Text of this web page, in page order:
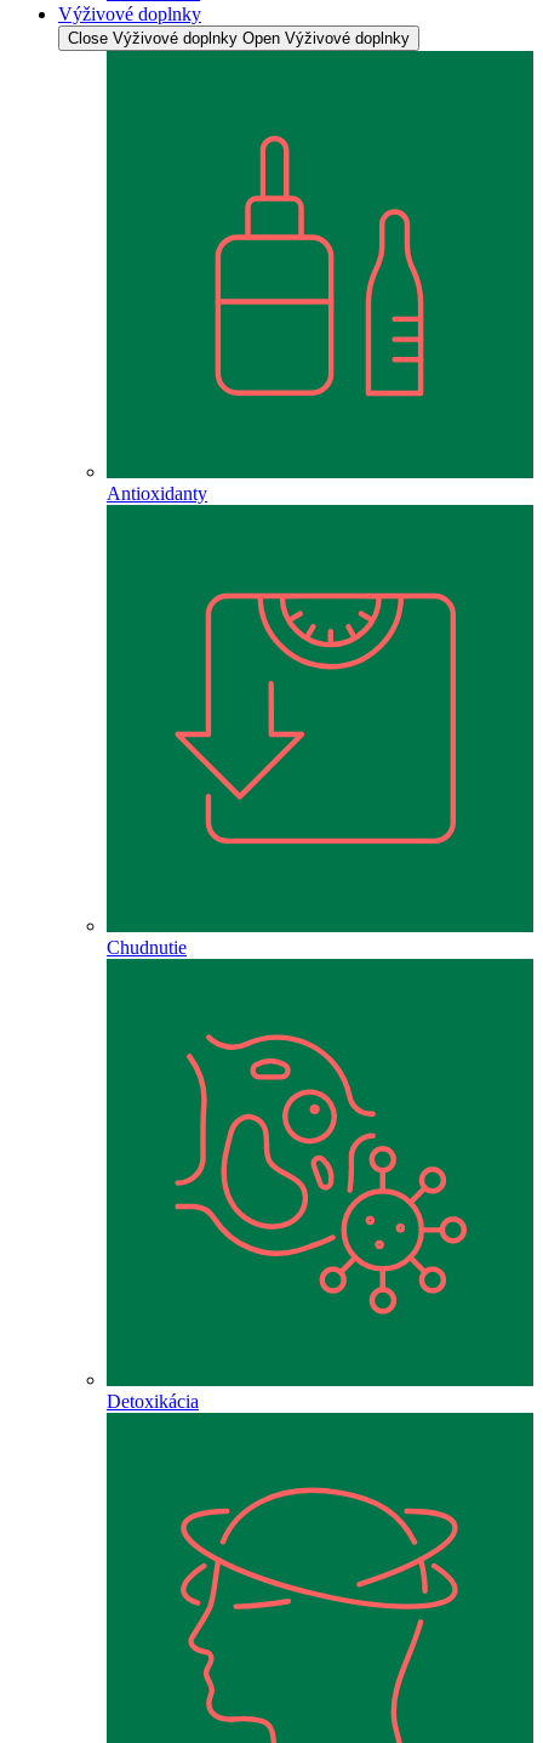
Výživové doplnky
Close Výživové doplnky Open Výživové doplnky
Antioxidanty
Chudnutie
Detoxikácia